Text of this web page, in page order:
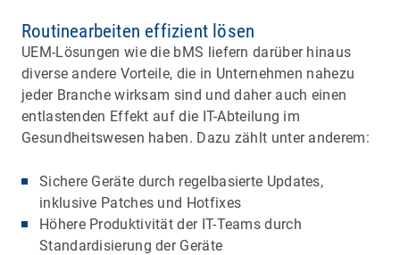
Routinearbeiten effizient lösen
UEM-Lösungen wie die bMS liefern darüber hinaus
diverse andere Vorteile, die in Unternehmen nahezu
jeder Branche wirksam sind und daher auch einen
entlastenden Effekt auf die IT-Abteilung im
Gesundheitswesen haben. Dazu zählt unter anderem:
Sichere Geräte durch regelbasierte Updates,
inklusive Patches und Hotfixes
Höhere Produktivität der IT-Teams durch
Standardisierung der Geräte